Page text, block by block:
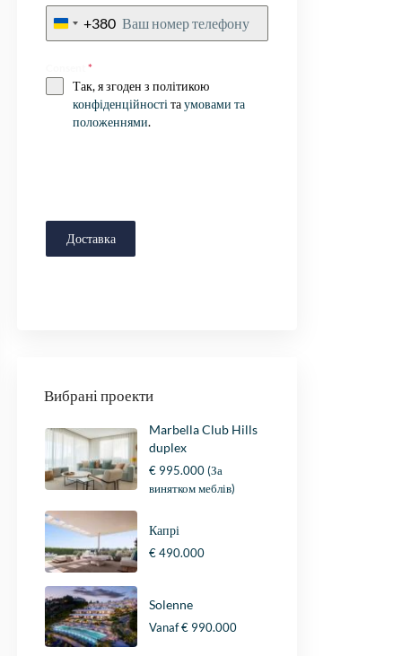
Ukraine
+380
*
Так, я згоден з політикою
конфіденційності таумовами та
положеннями.
Доставка
Вибрані проекти
Marbella Club Hills
duplex
€ 995.000(За
винятком меблів)
Капрі
€ 490.000
Solenne
Vanaf€ 990.000